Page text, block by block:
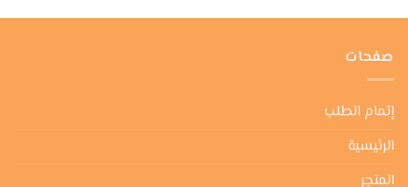
صفحات
إتمام الطلب
الرئيسية
المتجر